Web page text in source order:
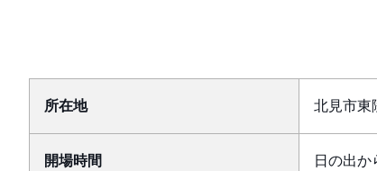
所在地 北見市
開場時間 日の出か